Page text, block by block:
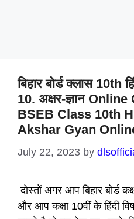
बिहार बोर्ड क्लास 10th
10. अक्षर-ज्ञान
BSEB Class 10th
Akshar Gyan
July 22, 2023 by
दोस्तों अगर आप बिहार बोर्ड
और आप कक्षा 10वीं के हिंदी